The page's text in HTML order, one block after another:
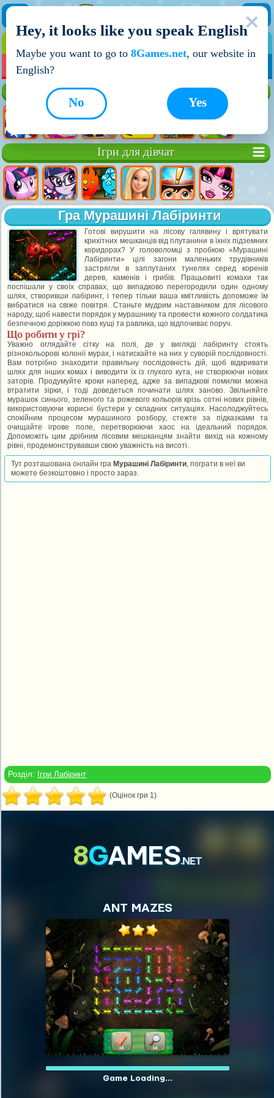
НОВІ ІГРИ
Ігри для дівчат
Гра Мурашині Лабіринти
Готові вирушити на лісову галявину і врятувати
крихітних мешканців від плутанини в їхніх підземних
коридорах? У головоломці з пробкою «Мурашині
Лабіринти» цілі загони маленьких трудівників
застрягли в заплутаних тунелях серед коренів
дерев, каменів і грибів. Працьовиті комахи так
поспішали у своїх справах, що випадково перегородили один одному
шлях, створивши лабіринт, і тепер тільки ваша кмітливість допоможе їм
вибратися на свіже повітря. Станьте мудрим наставником для лісового
народу, щоб навести порядок у мурашнику та провести кожного солдатика
безпечною доріжкою повз кущі та равлика, що відпочиває поруч.
Що робити у грі?
Уважно оглядайте сітку на полі, де у вигляді лабіринту стоять
різнокольорові колонії мурах, і натискайте на них у суворій послідовності.
Вам потрібно знаходити правильну послідовність дій, щоб відкривати
шлях для інших комах і виводити їх із глухого кута, не створюючи нових
заторів. Продумуйте кроки наперед, адже за випадкові помилки можна
втратити зірки, і тоді доведеться починати шлях заново. Звільняйте
мурашок синього, зеленого та рожевого кольорів крізь сотні нових рівнів,
використовуючи корисні бустери у складних ситуаціях. Насолоджуйтесь
спокійним процесом мурашиного розбору, стежте за підказками та
очищайте ігрове поле, перетворюючи хаос на ідеальний порядок.
Допоможіть цим дрібним лісовим мешканцям знайти вихід на кожному
рівні, продемонструвавши свою уважність на висоті.
Тут розташована онлайн гра Мурашині Лабіринти, пограти в неї ви
можете безкоштовно і просто зараз.
Розділ: Ігри Лабіринт
(Оцінок гри 1)
Hey, it looks like you speak English
Maybe you want to go to 8Games.net, our website in
English?
Yes
No